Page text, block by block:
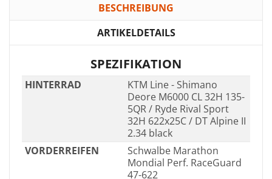
BESCHREIBUNG
ARTIKELDETAILS
SPEZIFIKATION
HINTERRAD
KTM Line - Shimano
Deore M6000 CL 32H 135-
5QR / Ryde Rival Sport
32H 622x25C / DT Alpine II
2.34 black
VORDERREIFEN
Schwalbe Marathon
Mondial Perf. RaceGuard
47-622